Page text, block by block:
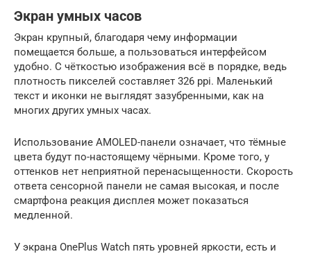
Экран умных часов
Экран крупный, благодаря чему информации
помещается больше, а пользоваться интерфейсом
удобно. С чёткостью изображения всё в порядке, ведь
плотность пикселей составляет 326 ppi. Маленький
текст и иконки не выглядят зазубренными, как на
многих других умных часах.
Использование AMOLED-панели означает, что тёмные
цвета будут по-настоящему чёрными. Кроме того, у
оттенков нет неприятной перенасыщенности. Скорость
ответа сенсорной панели не самая высокая, и после
смартфона реакция дисплея может показаться
медленной.
У экрана OnePlus Watch пять уровней яркости, есть и